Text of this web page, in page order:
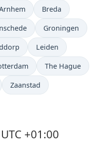
Breda
Groningen
Leiden
The Hague
Zaanstad
+01:00